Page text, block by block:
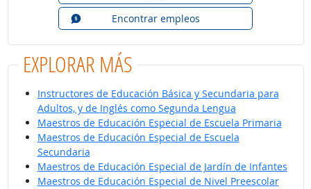
Encontrar empleos
EXPLORAR MÁS
Instructores de Educación Básica y Secundaria para
Adultos, y de Inglés como Segunda Lengua
Maestros de Educación Especial de Escuela Primaria
Maestros de Educación Especial de Escuela
Secundaria
Maestros de Educación Especial de Jardín de Infantes
Maestros de Educación Especial de Nivel Preescolar